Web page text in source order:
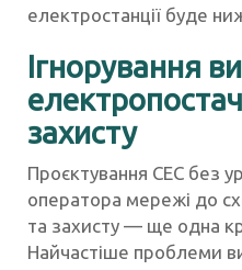
електростанції буде
Ігнорування
захисту
Проєктування СЕС без
оператора мережі до
та захисту — ще одна
Найчастіше проблеми